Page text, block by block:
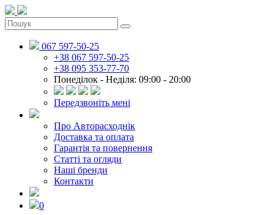
067 597-50-25
+38 067 597-50-25
+38 095 353-77-70
Понеділок - Неділя: 09:00 - 20:00
Передзвоніть мені
Про Авторасходнік
Доставка та оплата
Гарантія та повернення
Статті та огляди
Наші бренди
Контакти
0